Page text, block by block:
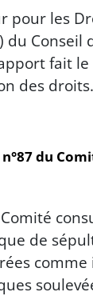
pour les
du
fait
des
n°87 du
de
comme